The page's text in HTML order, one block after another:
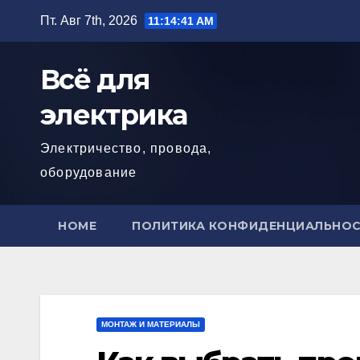
Пт. Авг 7th, 2026 11:14:42 AM
Всё для
электрика
Электричество, провода,
оборудование
HOME ПОЛИТИКА
МОНТАЖ И МАТЕРИАЛЫ